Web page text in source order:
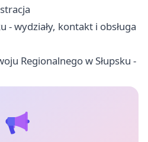
- wydziały, kontakt i obsługa
Regionalnego w Słupsku -